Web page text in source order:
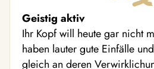
Geistig aktiv
Ihr Kopf will heute gar nicht
haben lauter gute Einfälle
gleich an deren